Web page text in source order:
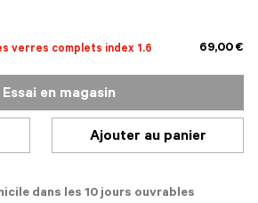
verres complets index 1.6 69,00 €
Essai en magasin
Ajouter au panier
dans les 10 jours ouvrables